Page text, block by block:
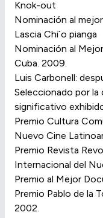
Knok-out
Nominación al
Lascia Chi´o pianga
Nominación al
Cuba. 2009.
Luis Carbonell:
Seleccionado por
significativo
Premio Cultura
Nuevo Cine
Premio Revista
Internacional del
Premio al Mejor
Premio Pablo de la
2002.